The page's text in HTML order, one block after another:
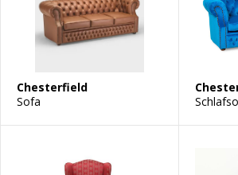
Chesterfield
Sofa